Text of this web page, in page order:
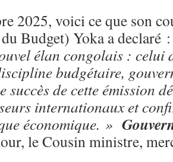
2025, voici ce que son
Budget) Yoka a declaré :
élan congolais : celui
budgétaire,
succès de cette émission
internationaux et
économique. »
le Cousin ministre,